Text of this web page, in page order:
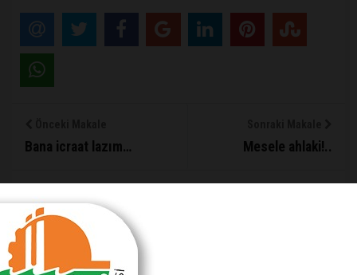
Bana icraat lazım… Mesele ahlaki!..
MAKALE YORUMLARI
Sizde Yorum Ekleyin